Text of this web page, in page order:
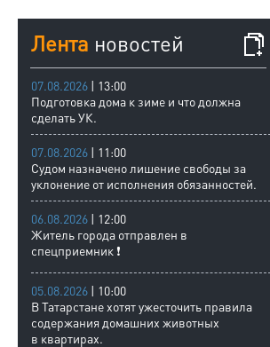
Лента новостей
07.08.2026 | 13:00
Подготовка дома к зиме и что должна
сделать УК.
07.08.2026 | 11:00
Судом назначено лишение свободы за
уклонение от исполнения обязанностей.
06.08.2026 | 12:00
Житель города отправлен в
спецприемник ❗
05.08.2026 | 10:00
В Татарстане хотят ужесточить правила
содержания домашних животных
в квартирах.